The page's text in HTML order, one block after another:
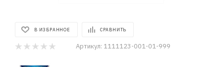
В ИЗБРАННОЕ СРАВНИТЬ
Артикул: 1111123-001-01-999